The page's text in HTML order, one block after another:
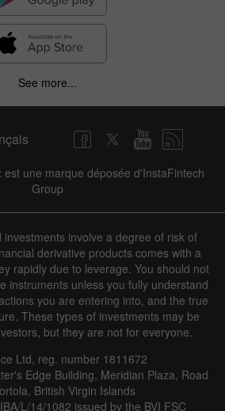
See more...
est une marque déposée d'InstaFintech
Group
investments involve a degree of risk of
derivative products comes with a
rapidly due to leverage. You should not
instruments unless you fully understand
you are entering into, and the true
These types of investments may be
but they are not for everyone.
Ltd, reg. number 1811672
Edge Building, Meridian Plaza, Road
British Virgin Islands
L/14/1082 issued by the BVI FSC